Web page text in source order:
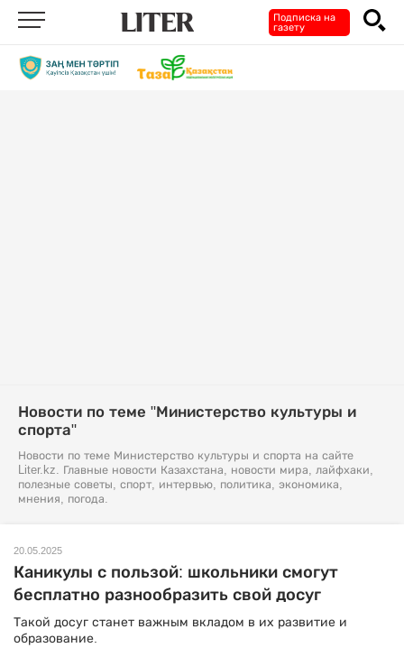
Подписка на
газету
Новости по теме "Министерство культуры и
спорта"
Новости по теме Министерство культуры и спорта на сайте
Liter.kz. Главные новости Казахстана, новости мира, лайфхаки,
полезные советы, спорт, интервью, политика, экономика,
мнения, погода.
20.05.2025
Каникулы с пользой: школьники смогут
бесплатно разнообразить свой досуг
Такой досуг станет важным вкладом в их развитие и
образование.